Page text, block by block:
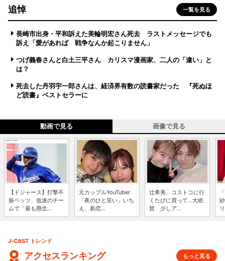
追悼 一覧を見る
長崎市出身・平和訴えた美輪明宏さん死去 ラストメッセージでも
訴え「愛があれば 戦争なんか起こりません」
つげ義春さんと白土三平さん カリスマ漫画家、二人の「違い」と
は？
死去した丹羽宇一郎さんは、経済界有数の読書家だった 『死ぬほ
ど読書』ベストセラーに
動画で見る 画像で見る
【ドジャース】打撃不
振ベッツ、低迷のチー
ムで「最も懸念...
元カップルYouTuber
「夜のひと笑い」いち
え、新恋...
辻希美、コストコに行
くたびに買って...大絶
賛 少しア...
J-CAST トレンド
アクセスランキング もっと見る